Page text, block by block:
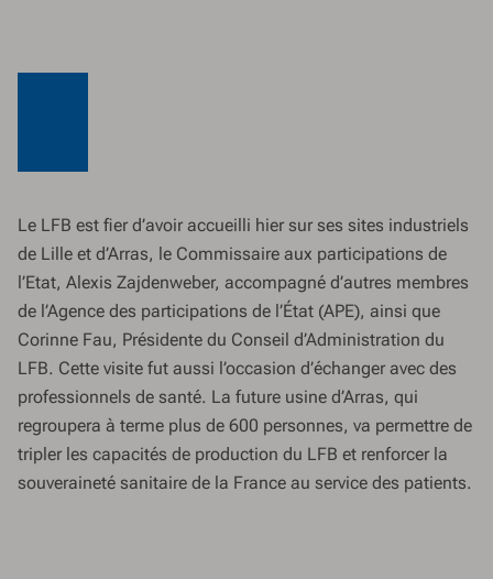
Le LFB est fier d’avoir accueilli hier sur ses sites industriels
de Lille et d’Arras, le Commissaire aux participations de
l’Etat, Alexis Zajdenweber, accompagné d’autres membres
de l’Agence des participations de l’État (APE), ainsi que
Corinne Fau, Présidente du Conseil d’Administration du
LFB. Cette visite fut aussi l’occasion d’échanger avec des
professionnels de santé. La future usine d’Arras, qui
regroupera à terme plus de 600 personnes, va permettre de
tripler les capacités de production du LFB et renforcer la
souveraineté sanitaire de la France au service des patients.